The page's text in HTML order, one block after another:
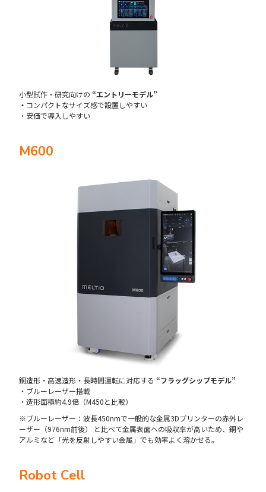
小型試作・研究向けの“エントリーモデル”
・ コンパクトなサイズ感で設置しやすい
・安価で導入しやすい
M600
銅造形・高速造形・長時間運転に対応する“フラッグシップモデル”
・ブルーレーザー搭載
・造形面積約4.9倍（M450と比較）
※ブルーレーザー：波長450nmで一般的な金属3Dプリンターの赤外レ
ーザー（976nm前後） と比べて金属表面への吸収率が高いため、銅や
アルミなど「光を反射しやすい金属」でも効率よく溶かせる。
Robot Cell